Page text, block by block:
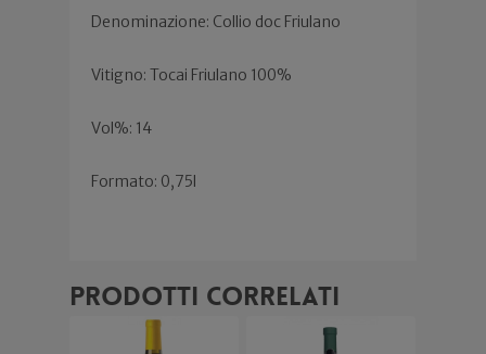
Denominazione: Collio doc Friulano
Vitigno: Tocai Friulano 100%
Vol%: 14
Formato: 0,75l
Prodotti correlati